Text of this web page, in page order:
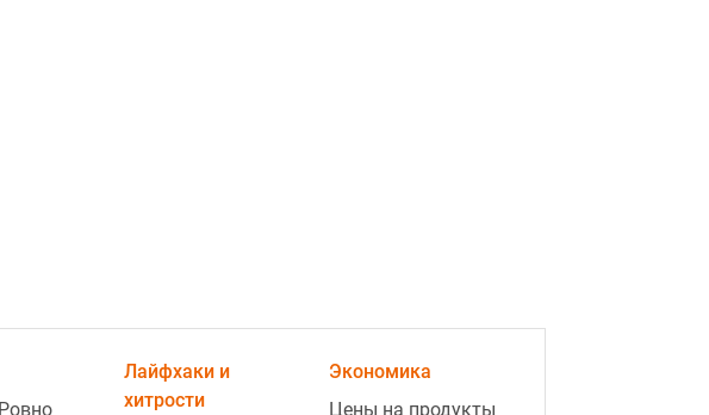
22:07
Не только соль — что предвещает
рассыпанная гречка и сахар, и как
Лайфхаки и
хитрости
Экономика
Цены на продукты